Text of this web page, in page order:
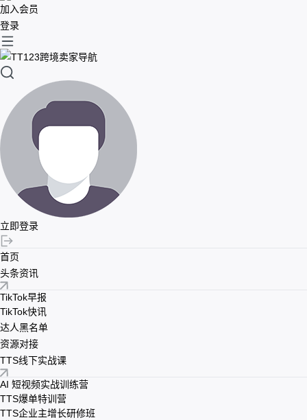
加入会员
登录
立即登录
首页
头条资讯
TikTok早报
TikTok快讯
达人黑名单
资源对接
TTS线下实战课
AI 短视频实战训练营
TTS爆单特训营
TTS企业主增长研修班